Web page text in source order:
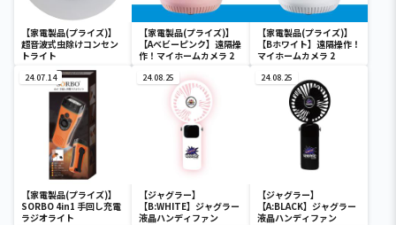
【家電製品(プライズ)】
超音波式虫除けコンセン
トライト
【家電製品(プライズ)】
【Aベビーピンク】遠隔操
作！マイホームカメラ 2
【家電製品(プライズ)】
【Bホワイト】遠隔操作！
マイホームカメラ 2
24.07.14
【家電製品(プライズ)】
SORBO 4in1 手回し充電
ラジオライト
24.08.25
【ジャグラー】
【B:WHITE】ジャグラー
液晶ハンディファン
24.08.25
【ジャグラー】
【A:BLACK】ジャグラー
液晶ハンディファン